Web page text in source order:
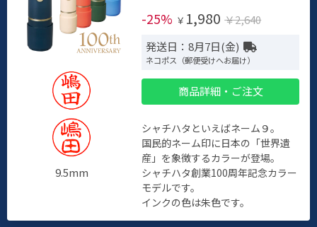
9.5mm
-25% ￥ 1,980 ￥2,640
発送日：8月7日(金)
ネコポス（郵便受けへお届け）
商品詳細・ご注文
シャチハタといえばネーム９。
国民的ネーム印に日本の「世界遺
産」を象徴するカラーが登場。
シャチハタ創業100周年記念カラー
モデルです。
インクの色は朱色です。